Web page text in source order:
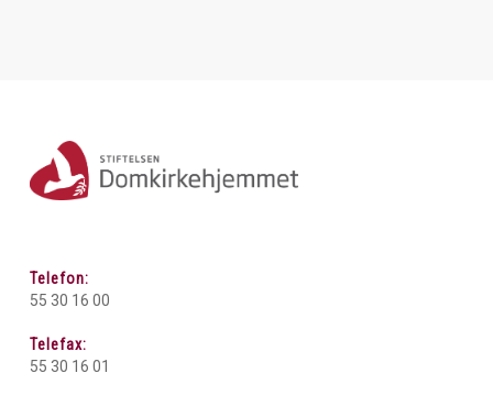
Telefon:
55 30 16 00
Telefax:
55 30 16 01